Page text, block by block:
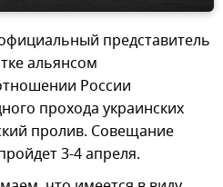
представитель
альянсом
России
прохода украинских
пролив. Совещание
3-4 апреля.